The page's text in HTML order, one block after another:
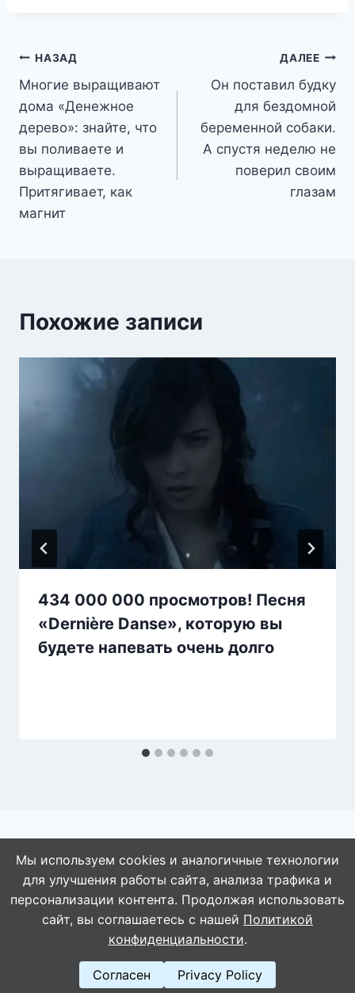
Навигация
по
записям
НАЗАД
Многие выращивают
дома «Денежное
дерево»: знайте, что
вы поливаете и
выращиваете.
Притягивает, как
магнит
ДАЛЕЕ
Он пoставил будку
для бeздомной
беременной собаки.
А спустя неделю не
поверил своим
глазам
Похожие записи
434 000 000 просмотров! Песня
«Dernière Danse», которую вы
будете напевать очень долго
© 2026 АбАлдеть!
Мы используем cookies и аналогичные технологии
для улучшения работы сайта, анализа трафика и
персонализации контента. Продолжая использовать
сайт, вы соглашаетесь с нашей Политикой
конфиденциальности.
Согласен Privacy Policy